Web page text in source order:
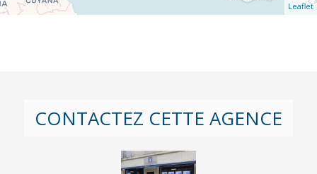
Leaflet
CONTACTEZ CETTE AGENCE